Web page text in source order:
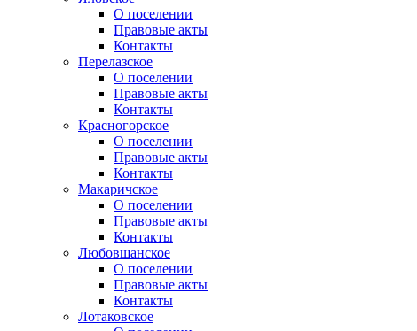
О поселении
Правовые акты
Контакты
Перелазское
О поселении
Правовые акты
Контакты
Красногорское
О поселении
Правовые акты
Контакты
Макаричское
О поселении
Правовые акты
Контакты
Любовшанское
О поселении
Правовые акты
Контакты
Лотаковское